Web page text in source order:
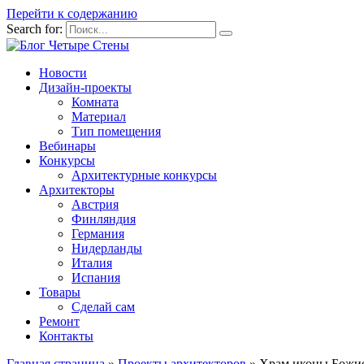
Перейти к содержанию
Search for:
Новости
Дизайн-проекты
Комната
Материал
Тип помещения
Вебинары
Конкурсы
Архитектурные конкурсы
Архитекторы
Австрия
Финляндия
Германия
Нидерланды
Италия
Испания
Товары
Сделай сам
Ремонт
Контакты